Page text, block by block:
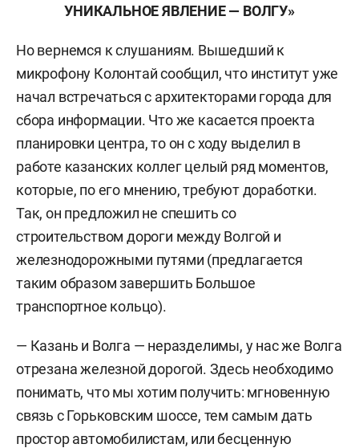
УНИКАЛЬНОЕ ЯВЛЕНИЕ — ВОЛГУ»
Но вернемся к слушаниям. Вышедший к
микрофону Колонтай сообщил, что институт уже
начал встречаться с архитекторами города для
сбора информации. Что же касается проекта
планировки центра, то он с ходу выделил в
работе казанских коллег целый ряд моментов,
которые, по его мнению, требуют доработки.
Так, он предложил не спешить со
строительством дороги между Волгой и
железнодорожными путями (предлагается
таким образом завершить Большое
транспортное кольцо).
— Казань и Волга — неразделимы, у нас же Волга
отрезана железной дорогой. Здесь необходимо
понимать, что мы хотим получить: мгновенную
связь с Горьковским шоссе, тем самым дать
простор автомобилистам, или бесценную